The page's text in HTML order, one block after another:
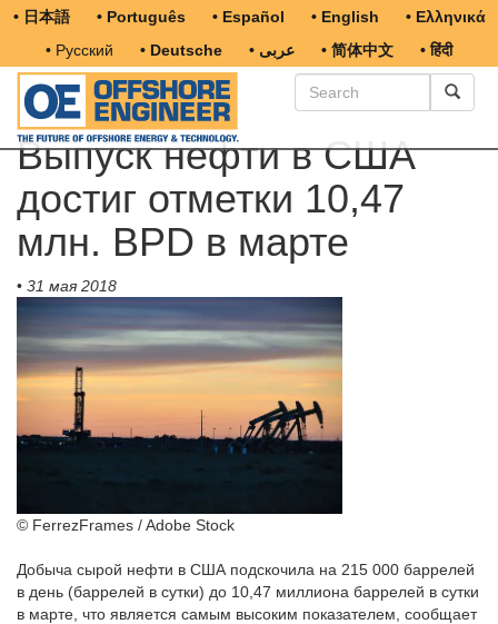
• 日本語 • Português • Español • English
• Ελληνικά
• Русский
• Deutsche • عربى • 简体中文 • हिंदी
Выпуск нефти в США
достиг отметки 10,47
млн. BPD в марте
• 31 мая 2018
© FerrezFrames / Adobe Stock
Добыча сырой нефти в США подскочила на 215 000 баррелей
в день (баррелей в сутки) до 10,47 миллиона баррелей в сутки
в марте, что является самым высоким показателем, сообщает